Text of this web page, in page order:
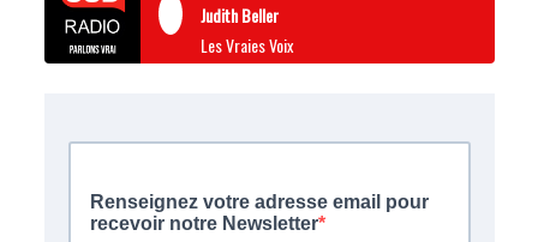
Judith Beller
Les Vraies Voix